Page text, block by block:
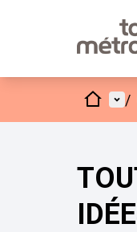
Accueil/